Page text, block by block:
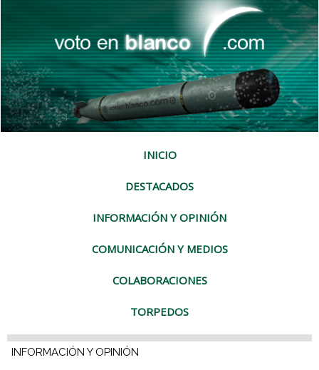
INICIO
DESTACADOS
INFORMACIÓN Y OPINIÓN
COMUNICACIÓN Y MEDIOS
COLABORACIONES
TORPEDOS
INFORMACIÓN Y OPINIÓN